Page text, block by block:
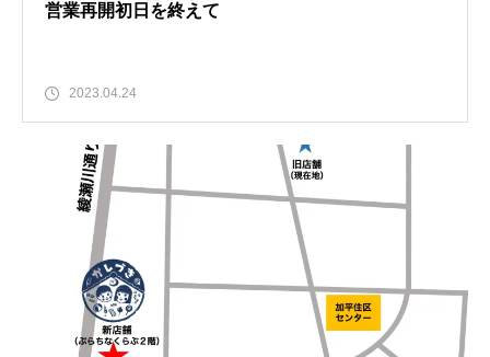
営業再開初日を終えて
2023.04.24